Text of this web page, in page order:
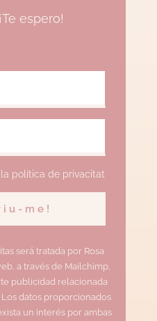
espero!
política de privacitat
será tratada por Rosa
a través de Mailchimp,
publicidad relacionada
datos proporcionados
un interés por ambas